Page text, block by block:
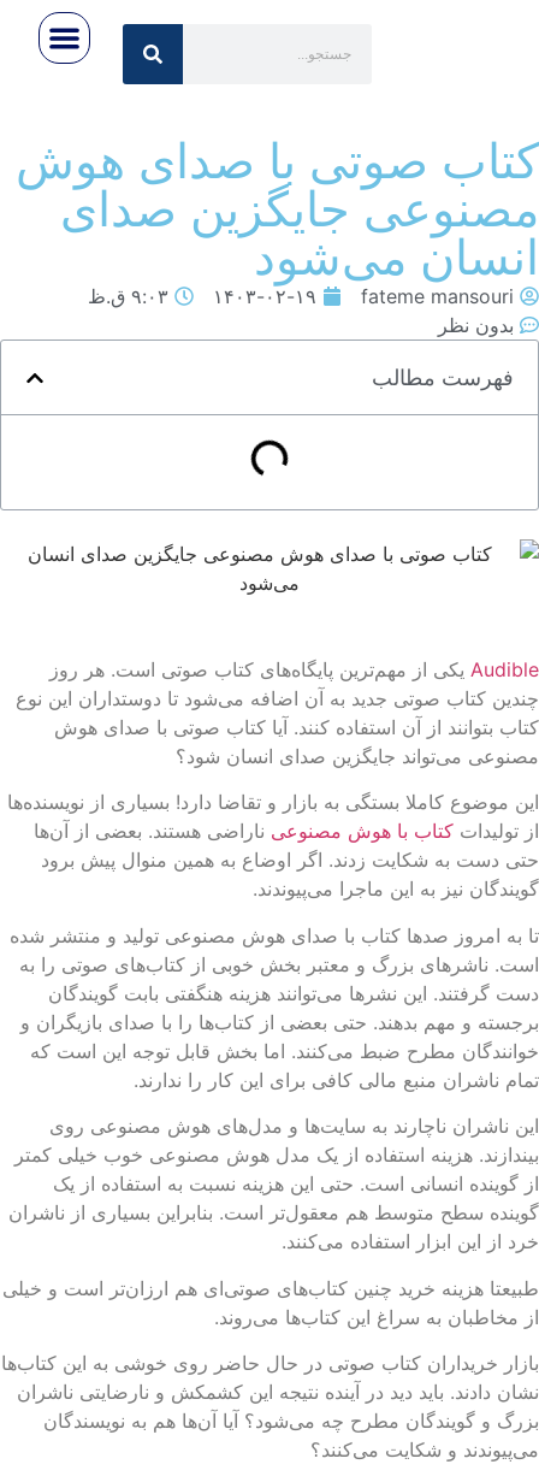
صوتی با صدای هوش
جایگزین صدای
می‌شود
fateme mansouri ۱۴۰۳-۰۲-۱۹
۹:۰۳ ق.ظ
بدون نظر
فهرست مطالب
یکی از مهم‌ترین پایگاه‌های کتاب صوتی است. هر روز
کتاب صوتی جدید به آن اضافه می‌شود تا دوستداران این نوع
بتوانند از آن استفاده کنند. آیا کتاب صوتی با صدای هوش
می‌تواند جایگزین صدای انسان شود؟
موضوع کاملا بستگی به بازار و تقاضا دارد! بسیاری از نویسنده‌ها
تولیداتکتاب با هوش مصنوعی ناراضی هستند. بعضی از آن‌ها
دست به شکایت زدند. اگر اوضاع به همین منوال پیش برود
نیز به این ماجرا می‌پیوندند.
به امروز صدها کتاب با صدای هوش مصنوعی تولید و منتشر شده
ناشرهای بزرگ و معتبر بخش خوبی از کتاب‌های صوتی را به
گرفتند. این نشرها می‌توانند هزینه هنگفتی بابت گویندگان
و مهم بدهند. حتی بعضی از کتاب‌ها را با صدای بازیگران و
مطرح ضبط می‌کنند. اما بخش قابل توجه این است که
ناشران منبع مالی کافی برای این کار را ندارند.
ناشران ناچارند به سایت‌ها و مدل‌های هوش مصنوعی روی
هزینه استفاده از یک مدل هوش مصنوعی خوب خیلی کمتر
گوینده انسانی است. حتی این هزینه نسبت به استفاده از یک
سطح متوسط هم معقول‌تر است. بنابراین بسیاری از ناشران
از این ابزار استفاده می‌کنند.
هزینه خرید چنین کتاب‌های صوتی‌ای هم ارزان‌تر است و خیلی
مخاطبان به سراغ این کتاب‌ها می‌روند.
خریداران کتاب صوتی در حال حاضر روی خوشی به این کتاب‌ها
دادند. باید دید در آینده نتیجه این کشمکش و نارضایتی ناشران
و گویندگان مطرح چه می‌شود؟ آیا آن‌ها هم به نویسندگان
و شکایت می‌کنند؟